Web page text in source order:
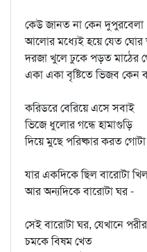
কেউ জানত না কেন দুপুরবেলা
আলোর মধ্যেই হয়ে যেত ঘোর
দরজা খুলে ঢুকে পড়ত মাঠের
একা একা বৃষ্টিতে ভিজব কেন
করিডরে বেরিয়ে এসে সবাই
ভিজে ধুলোর গন্ধে হামাগুড়ি
দিয়ে মুছে পরিষ্কার করত
যার একদিকে ছিল বারোটা
আর অন্যদিকে বারোটা ঘর -
সেই বারোটা ঘর, যেখানে
চমকে বিষম খেত